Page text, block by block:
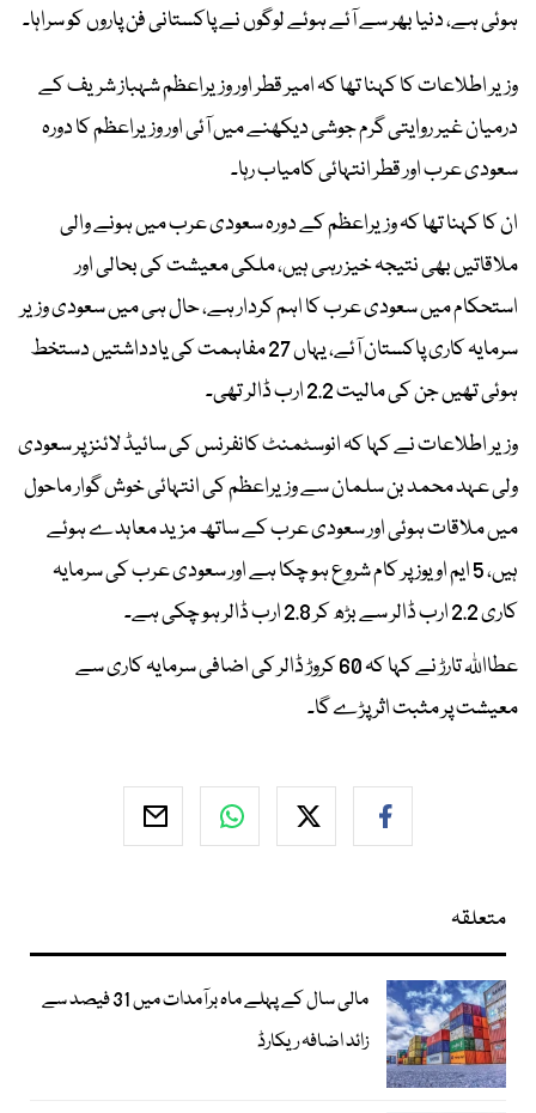
ہوئی ہے، دنیا بھر سے آئے ہوئے لوگوں نے پاکستانی فن پاروں کو سراہا۔
وزیر اطلاعات کا کہنا تھا کہ امیر قطر اور وزیراعظم شہباز شریف کے
درمیان غیر روایتی گرم جوشی دیکھنے میں آئی اور وزیراعظم کا دورہ
سعودی عرب اور قطر انتہائی کامیاب رہا۔
ان کا کہنا تھا کہ وزیراعظم کے دورہ سعودی عرب میں ہونے والی
ملاقاتیں بھی نتیجہ خیز رہی ہیں، ملکی معیشت کی بحالی اور
استحکام میں سعودی عرب کا اہم کردار ہے، حال ہی میں سعودی وزیر
سرمایہ کاری پاکستان آئے، یہاں 27 مفاہمت کی یادداشتیں دستخط
ہوئی تھیں جن کی مالیت 2.2 ارب ڈالر تھی۔
وزیر اطلاعات نے کہا کہ انوسٹمنٹ کانفرنس کی سائیڈ لائنز پر سعودی
ولی عہد محمد بن سلمان سے وزیراعظم کی انتہائی خوش گوار ماحول
میں ملاقات ہوئی اور سعودی عرب کے ساتھ مزید معاہدے ہوئے
ہیں، 5 ایم او یوز پر کام شروع ہو چکا ہے اور سعودی عرب کی سرمایہ
کاری 2.2 ارب ڈالر سے بڑھ کر 2.8 ارب ڈالر ہو چکی ہے۔
عطااللہ تارڑ نے کہا کہ 60 کروڑ ڈالر کی اضافی سرمایہ کاری سے
معیشت پر مثبت اثر پڑے گا۔
متعلقہ
مالی سال کے پہلے ماہ برآمدات میں 31 فیصد سے
زائد اضافہ ریکارڈ